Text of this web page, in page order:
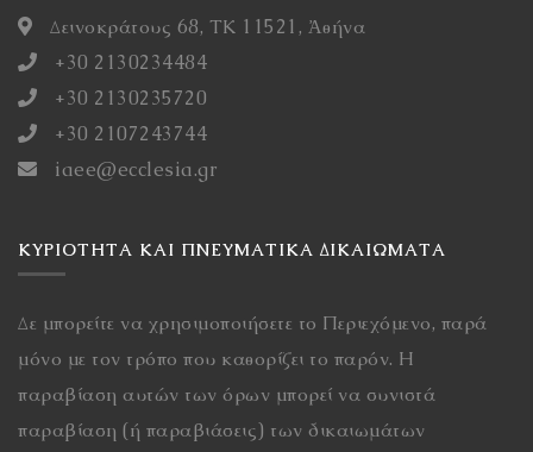
Δεινοκράτους 68, ΤΚ 11521, Ἀθήνα
+30 2130234484
+30 2130235720
+30 2107243744
iaee@ecclesia.gr
ΚΥΡΙΌΤΗΤΑ ΚΑΙ ΠΝΕΥΜΑΤΙΚΆ ΔΙΚΑΙΏΜΑΤΑ
Δε μπορείτε να χρησιμοποιήσετε το Περιεχόμενο, παρά
μόνο με τον τρόπο που καθορίζει το παρόν. Η
παραβίαση αυτών των όρων μπορεί να συνιστά
παραβίαση (ή παραβιάσεις) των δικαιωμάτων